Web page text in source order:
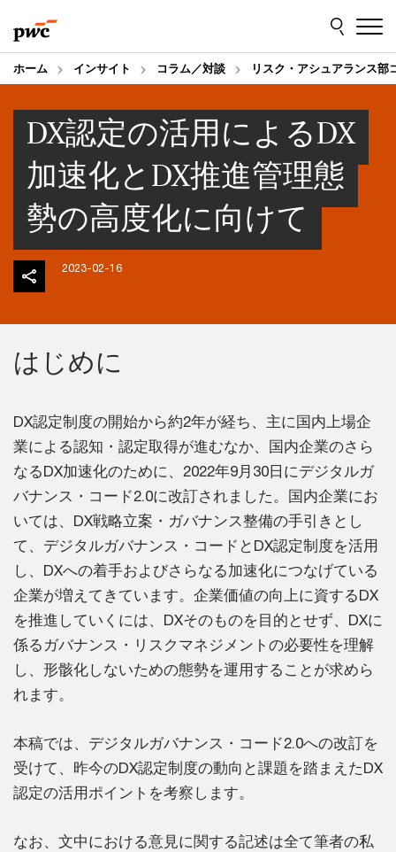
to
content
to
footer
ホーム インサイト コラム／対談 リスク・アシュアランス部
DX認定の活用によるDX
加速化とDX推進管理態
勢の高度化に向けて
2023-02-16
はじめに
DX認定制度の開始から約2年が経ち、主に国内上場企
業による認知・認定取得が進むなか、国内企業のさら
なるDX加速化のために、2022年9月30日にデジタルガ
バナンス・コード2.0に改訂されました。国内企業にお
いては、DX戦略立案・ガバナンス整備の手引きとし
て、デジタルガバナンス・コードとDX認定制度を活用
し、DXへの着手およびさらなる加速化につなげている
企業が増えてきています。企業価値の向上に資するDX
を推進していくには、DXそのものを目的とせず、DXに
係るガバナンス・リスクマネジメントの必要性を理解
し、形骸化しないための態勢を運用することが求めら
れます。
本稿では、デジタルガバナンス・コード2.0への改訂を
受けて、昨今のDX認定制度の動向と課題を踏まえたDX
認定の活用ポイントを考察します。
なお、文中における意見に関する記述は全て筆者の私